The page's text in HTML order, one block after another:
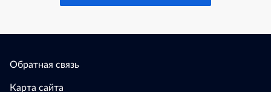
Обратная связь
Карта сайта